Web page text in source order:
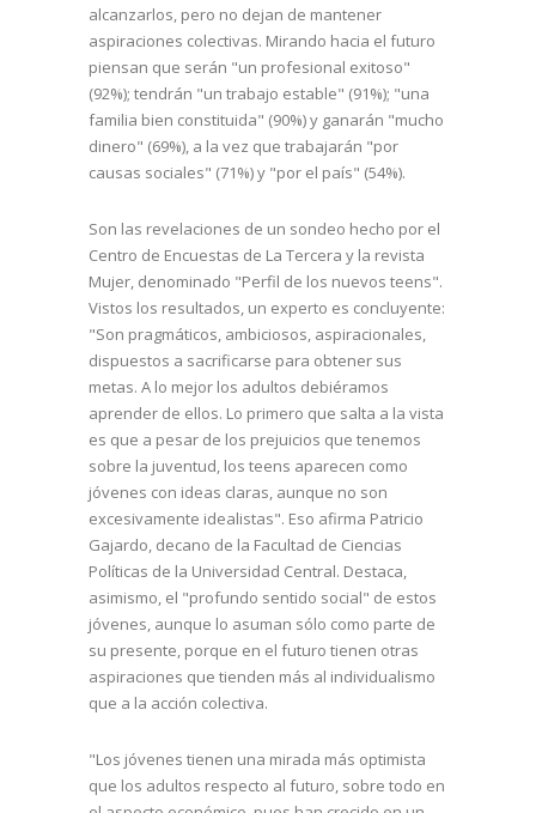
alcanzarlos, pero no dejan de mantener
aspiraciones colectivas. Mirando hacia el futuro
piensan que serán "un profesional exitoso"
(92%); tendrán "un trabajo estable" (91%); "una
familia bien constituida" (90%) y ganarán "mucho
dinero" (69%), a la vez que trabajarán "por
causas sociales" (71%) y "por el país" (54%).
Son las revelaciones de un sondeo hecho por el
Centro de Encuestas de La Tercera y la revista
Mujer, denominado "Perfil de los nuevos teens".
Vistos los resultados, un experto es concluyente:
"Son pragmáticos, ambiciosos, aspiracionales,
dispuestos a sacrificarse para obtener sus
metas. A lo mejor los adultos debiéramos
aprender de ellos. Lo primero que salta a la vista
es que a pesar de los prejuicios que tenemos
sobre la juventud, los teens aparecen como
jóvenes con ideas claras, aunque no son
excesivamente idealistas". Eso afirma Patricio
Gajardo, decano de la Facultad de Ciencias
Políticas de la Universidad Central. Destaca,
asimismo, el "profundo sentido social" de estos
jóvenes, aunque lo asuman sólo como parte de
su presente, porque en el futuro tienen otras
aspiraciones que tienden más al individualismo
que a la acción colectiva.
"Los jóvenes tienen una mirada más optimista
que los adultos respecto al futuro, sobre todo en